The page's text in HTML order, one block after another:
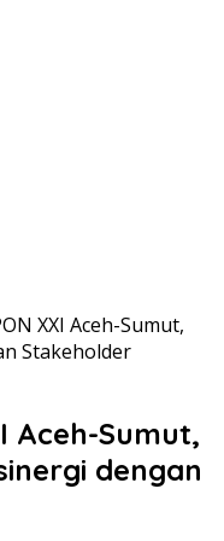
XXI Aceh-Sumut,
Stakeholder
Aceh-Sumut,
dengan